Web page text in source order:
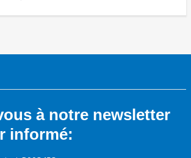
à notre newsletter
informé: